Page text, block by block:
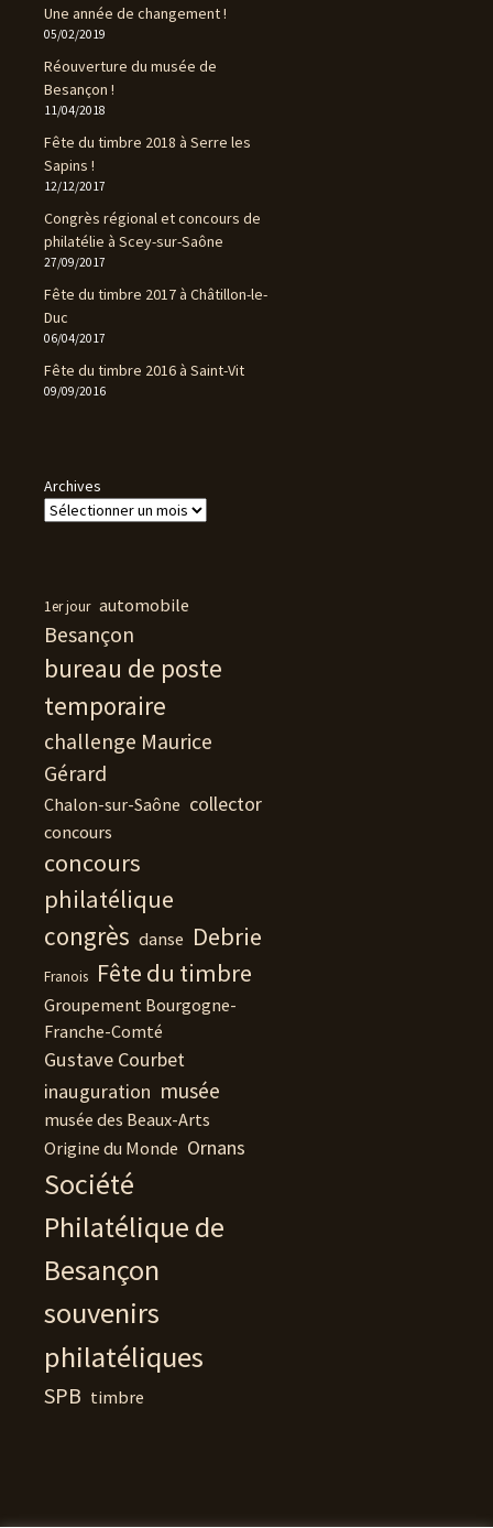
Une année de changement !
05/02/2019
Réouverture du musée de
Besançon !
11/04/2018
Fête du timbre 2018 à Serre les
Sapins !
12/12/2017
Congrès régional et concours de
philatélie à Scey-sur-Saône
27/09/2017
Fête du timbre 2017 à Châtillon-le-
Duc
06/04/2017
Fête du timbre 2016 à Saint-Vit
09/09/2016
Archives
1er jour automobile
Besançon
bureau de poste
temporaire
challenge Maurice
Gérard
Chalon-sur-Saône collector
concours
concours
philatélique
congrès danse Debrie
Franois Fête du timbre
Groupement Bourgogne-
Franche-Comté
Gustave Courbet
inauguration musée
musée des Beaux-Arts
Origine du Monde Ornans
Société
Philatélique de
Besançon
souvenirs
philatéliques
SPB timbre